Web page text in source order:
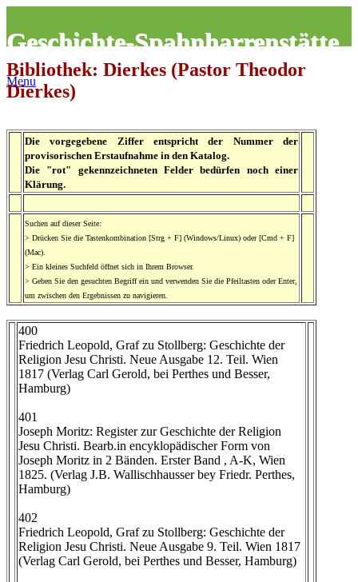
Geschichte-Spahnharrenstätte
Menu
Bibliothek: Dierkes (Pastor Theodor
Dierkes)
Die vorgegebene Ziffer entspricht der Nummer der
provisorischen Erstaufnahme in den Katalog.
Die "rot" gekennzeichneten Felder bedürfen noch einer
Klärung.
Suchen auf dieser Seite:
> Drücken Sie die Tastenkombination [Strg + F] (Windows/Linux) oder [Cmd + F]
(Mac).
> Ein kleines Suchfeld öffnet sich in Ihrem Browser.
> Geben Sie den gesuchten Begriff ein und verwenden Sie die Pfeiltasten oder Enter,
um zwischen den Ergebnissen zu navigieren.
400
Friedrich Leopold, Graf zu Stollberg: Geschichte der
Religion Jesu Christi. Neue Ausgabe 12. Teil. Wien
1817 (Verlag Carl Gerold, bei Perthes und Besser,
Hamburg)
401
Joseph Moritz: Register zur Geschichte der Religion
Jesu Christi. Bearb.in encyklopädischer Form von
Joseph Moritz in 2 Bänden. Erster Band , A-K, Wien
1825. (Verlag J.B. Wallischhausser bey Friedr. Perthes,
Hamburg)
402
Friedrich Leopold, Graf zu Stollberg: Geschichte der
Religion Jesu Christi. Neue Ausgabe 9. Teil. Wien 1817
(Verlag Carl Gerold, bei Perthes und Besser, Hamburg)